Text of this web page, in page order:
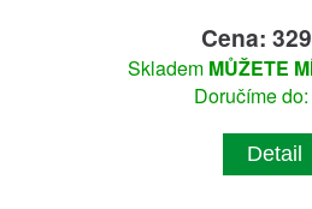
Cena:
Skladem MŮŽETE
Doručíme
Detail